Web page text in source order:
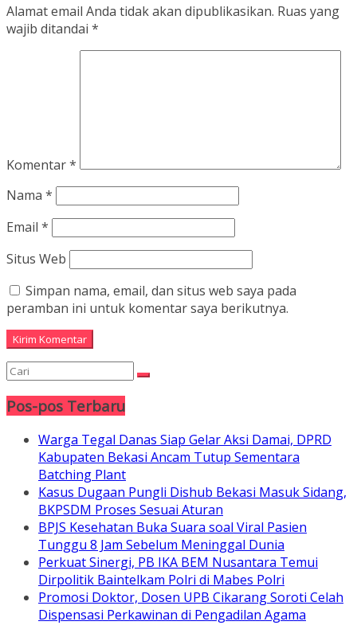
Alamat email Anda tidak akan dipublikasikan. Ruas yang
wajib ditandai *
Komentar*
Nama *
Email *
Situs Web
Simpan nama, email, dan situs web saya pada
peramban ini untuk komentar saya berikutnya.
Pos-pos Terbaru
Warga Tegal Danas Siap Gelar Aksi Damai, DPRD
Kabupaten Bekasi Ancam Tutup Sementara
Batching Plant
Kasus Dugaan Pungli Dishub Bekasi Masuk Sidang,
BKPSDM Proses Sesuai Aturan
BPJS Kesehatan Buka Suara soal Viral Pasien
Tunggu 8 Jam Sebelum Meninggal Dunia
Perkuat Sinergi, PB IKA BEM Nusantara Temui
Dirpolitik Baintelkam Polri di Mabes Polri
Promosi Doktor, Dosen UPB Cikarang Soroti Celah
Dispensasi Perkawinan di Pengadilan Agama